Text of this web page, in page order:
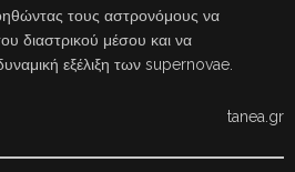
τους αστρονόμους να
διαστρικού μέσου και να
εξέλιξη των supernovae.
tanea.gr